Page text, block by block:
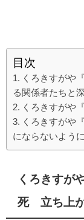
目次
くろきすがや
る関係者たちと
くろきすがや
くろきすがや
にならないように
くろきすが
死 立ち上